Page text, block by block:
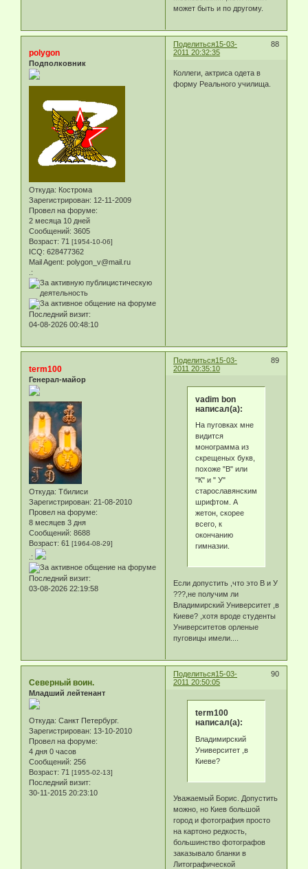
может быть и по другому.
Поделиться 88
15-03-
2011 20:32:35
polygon
Подполковник
Откуда: Кострома
Зарегистрирован: 12-11-2009
Провел на форуме:
2 месяца 10 дней
Сообщений: 3605
Возраст: 71 [1954-10-06]
ICQ: 628477362
Mail Agent: polygon_v@mail.ru
.:
Последний визит:
04-08-2026 00:48:10
Коллеги, актриса одета в
форму Реального училища.
Поделиться 89
15-03-
2011 20:35:10
term100
Генерал-майор
Откуда: Тбилиси
Зарегистрирован: 21-08-2010
Провел на форуме:
8 месяцев 3 дня
Сообщений: 8688
Возраст: 61 [1964-08-29]
.:
Последний визит:
03-08-2026 22:19:58
vadim bon
написал(а):
На пуговках мне
видится
монограмма из
скрещеных букв,
похоже "В" или
"К" и " У"
старославянским
шрифтом. А
жетон, скорее
всего, к
окончанию
гимназии.
Если допустить ,что это В и У
???,не получим ли
Владимирский Университет ,в
Киеве? ,хотя вроде студенты
Университетов орленые
пуговицы имели....
Поделиться 90
15-03-
2011 20:50:05
Северный воин.
Младший лейтенант
Откуда: Санкт Петербург.
Зарегистрирован: 13-10-2010
Провел на форуме:
4 дня 0 часов
Сообщений: 256
Возраст: 71 [1955-02-13]
Последний визит:
30-11-2015 20:23:10
term100
написал(а):
Владимирский
Университет ,в
Киеве?
Уважаемый Борис. Допустить
можно, но Киев большой
город и фотография просто
на картоно редкость,
большинство фотографов
заказывало бланки в
Литографической